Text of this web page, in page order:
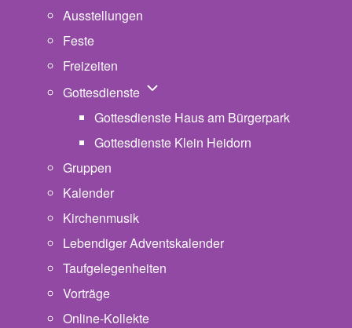
Ausstellungen
Feste
Freizeiten
Gottesdienste Unternavigation von Gottesdienste
Gottesdienste Haus am Bürgerpark
Gottesdienste Klein Heidorn
Gruppen
Kalender
Kirchenmusik
Lebendiger Adventskalender
Taufgelegenheiten
Vorträge
Online-Kollekte